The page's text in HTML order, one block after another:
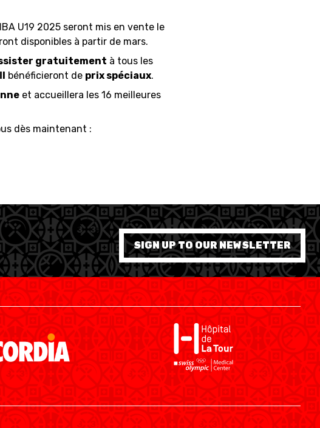
U19 2025 seront mis en vente le
disponibles à partir de mars.
gratuitement à tous les
bénéficieront de prix spéciaux.
et accueillera les 16 meilleures
dès maintenant :
SIGN UP TO OUR NEWSLETTER